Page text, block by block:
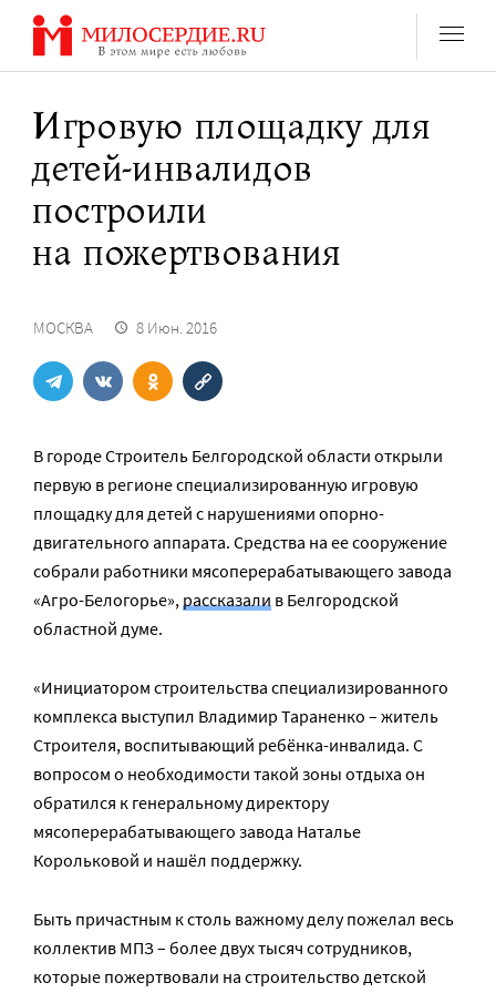
Перейти
содержанию
Игровую площадку для
детей-инвалидов
построили
на пожертвования
МОСКВА 8 Июн. 2016
В городе Строитель Белгородской области открыли
первую в регионе специализированную игровую
площадку для детей с нарушениями опорно-
двигательного аппарата. Средства на ее сооружение
собрали работники мясоперерабатывающего завода
«Агро-Белогорье»,рассказали в Белгородской
областной думе.
«Инициатором строительства специализированного
комплекса выступил Владимир Тараненко – житель
Строителя, воспитывающий ребёнка-инвалида. С
вопросом о необходимости такой зоны отдыха он
обратился к генеральному директору
мясоперерабатывающего завода Наталье
Корольковой и нашёл поддержку.
Быть причастным к столь важному делу пожелал весь
коллектив МПЗ – более двух тысяч сотрудников,
которые пожертвовали на строительство детской